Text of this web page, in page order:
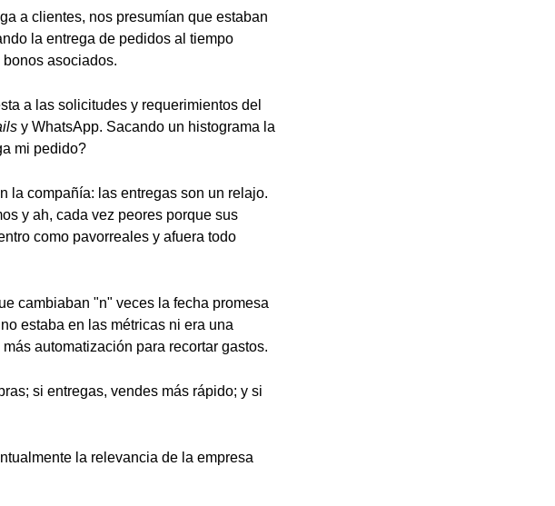
a clientes, nos presumían que estaban
la entrega de pedidos al tiempo
asociados.
a las solicitudes y requerimientos del
y WhatsApp. Sacando un histograma la
mi pedido?
la compañía: las entregas son un relajo.
y ah, cada vez peores porque sus
como pavorreales y afuera todo
cambiaban "n" veces la fecha promesa
estaba en las métricas ni era una
automatización para recortar gastos.
si entregas, vendes más rápido; y si
la relevancia de la empresa